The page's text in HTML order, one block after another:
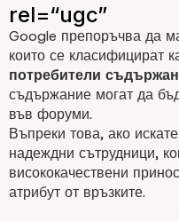
Google препоръчва да
които се класифицират
потребители
съдържание могат да
във форуми.
Въпреки това, ако
надеждни сътрудници,
висококачествени
атрибут от връзките.